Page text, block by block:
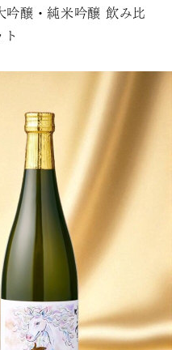
醸・純米吟醸 飲み比
ト